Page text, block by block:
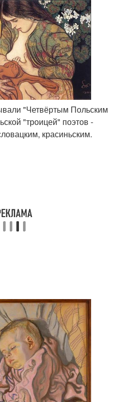
"Четвёртым Польским
"троицей" поэтов -
красиньским.